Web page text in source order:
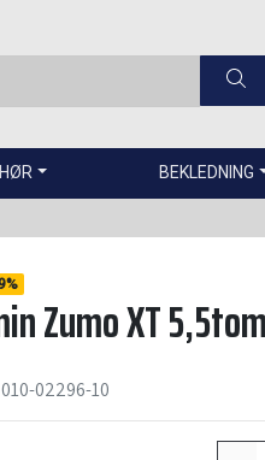
BEKLEDNING
Zumo XT
010-02296-10